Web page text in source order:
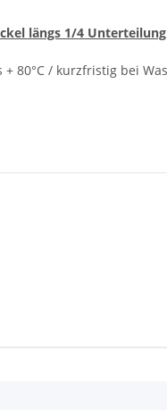
längs 1/4 Unterteilung
80°C / kurzfristig bei